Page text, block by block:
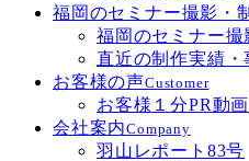
福岡のセミナー撮影・
福岡のセミナー
直近の制作実績・
お客様の声Customer
お客様１分PR動画
会社案内Company
羽山レポート83号